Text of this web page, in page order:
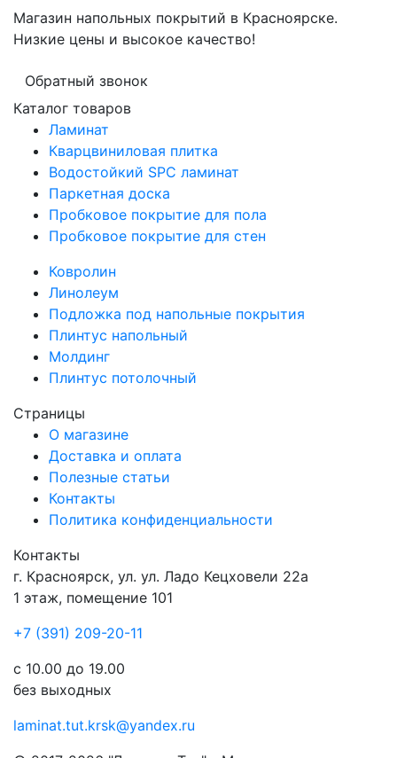
Магазин напольных покрытий в Красноярске.
Низкие цены и высокое качество!
Обратный звонок
Каталог товаров
Ламинат
Кварцвиниловая плитка
Водостойкий SPC ламинат
Паркетная доска
Пробковое покрытие для пола
Пробковое покрытие для стен
Ковролин
Линолеум
Подложка под напольные покрытия
Плинтус напольный
Молдинг
Плинтус потолочный
Страницы
О магазине
Доставка и оплата
Полезные статьи
Контакты
Политика конфиденциальности
Контакты
г. Красноярск, ул. ул. Ладо Кецховели 22а
1 этаж, помещение 101
+7 (391) 209-20-11
с 10.00 до 19.00
без выходных
laminat.tut.krsk@yandex.ru